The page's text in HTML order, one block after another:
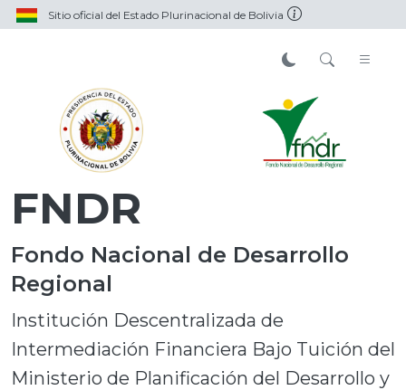
Sitio oficial del Estado Plurinacional de Bolivia
FNDR
Fondo Nacional de Desarrollo
Regional
Institución Descentralizada de
Intermediación Financiera Bajo Tuición del
Ministerio de Planificación del Desarrollo y